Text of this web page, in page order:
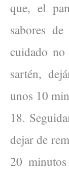
que, el
sabores
cuidado
sartén,
unos 10
18.
dejar de
20